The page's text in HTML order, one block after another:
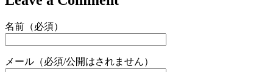
名前（必須）
メール（必須/公開はされません）